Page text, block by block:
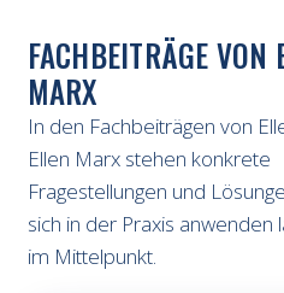
FACHBEITRÄGE VON
MARX
In den Fachbeiträgen von
Ellen Marx stehen konkrete
Fragestellungen und
sich in der Praxis anwenden
im Mittelpunkt.